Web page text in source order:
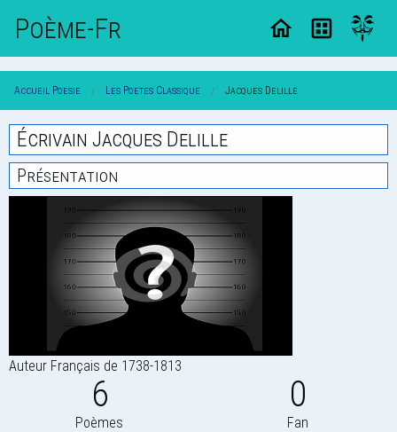
Poème-Fr
Accueil Poesie Les Poetes Classique Jacques Delille
Écrivain Jacques Delille
Présentation
Auteur Français de 1738-1813
6
Poèmes
0
Fan